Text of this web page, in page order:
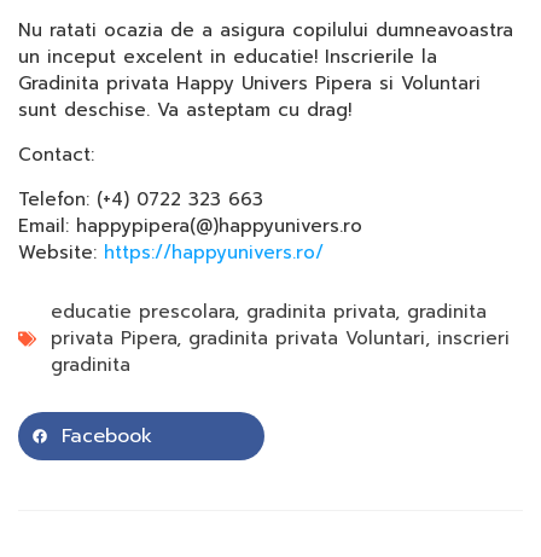
Nu ratati ocazia de a asigura copilului dumneavoastra
un inceput excelent in educatie! Inscrierile la
Gradinita privata Happy Univers Pipera si Voluntari
sunt deschise. Va asteptam cu drag!
Contact:
Telefon: (+4) 0722 323 663
Email: happypipera(@)happyunivers.ro
Website: https://happyunivers.ro/
educatie prescolara, gradinita privata, gradinita
privata Pipera, gradinita privata Voluntari, inscrieri
gradinita
Facebook